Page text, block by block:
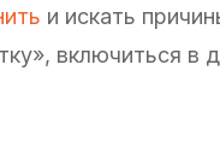
и искать
включиться в